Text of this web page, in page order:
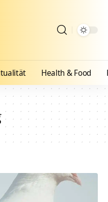
Health & Food